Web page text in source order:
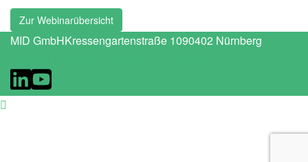
Zur Webinarübersicht
MID GmbHKressengartenstraße 1090402 Nürnberg